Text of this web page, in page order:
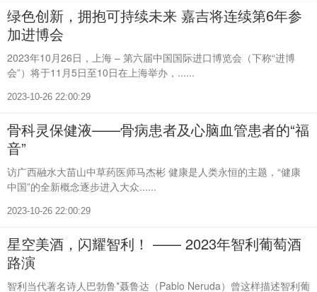
绿色创新，拥抱可持续未来 嘉吉将连续第6年参
加进博会
2023年10月26日，上海 – 第六届中国国际进口博览会（下称“进博
会”）将于11月5日至10日在上海举办，......
2023-10-26 22:00:29
骨科灵保健液——骨病患者及心脑血管患者的“福
音”
访广西融水大苗山中草药医师马杰彬 健康是人类永恒的主题，“健康
中国”的全新概念逐步进入大众......
2023-10-26 22:00:29
星空美酒，闪耀智利！ —— 2023年智利葡萄酒
路演
智利当代著名诗人巴勃鲁*聂鲁达（Pablo Neruda）曾这样描述智利葡